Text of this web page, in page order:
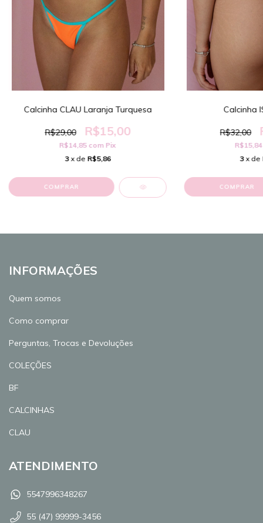
Calcinha CLAU Laranja Turquesa
R$29,00 R$15,00
R$14,85 com Pix
3 x de R$5,86
COMPRAR
Calcinha
R$32,00
3 x de
COMPRAR
INFORMAÇÕES
Quem somos
Como comprar
Perguntas, Trocas e Devoluções
COLEÇÕES
BF
CALCINHAS
CLAU
ATENDIMENTO
5547996348267
55 (47) 99999-3456